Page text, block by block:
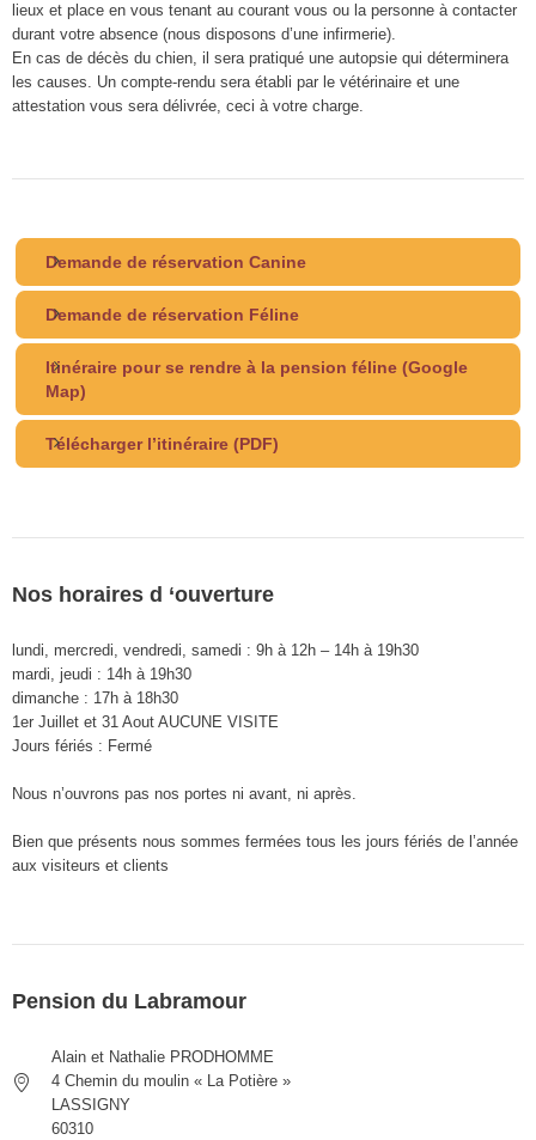
lieux et place en vous tenant au courant vous ou la personne à contacter
durant votre absence (nous disposons d’une infirmerie).
En cas de décès du chien, il sera pratiqué une autopsie qui déterminera
les causes. Un compte-rendu sera établi par le vétérinaire et une
attestation vous sera délivrée, ceci à votre charge.
Demande de réservation Canine
Demande de réservation Féline
Itinéraire pour se rendre à la pension féline (Google
Map)
Télécharger l’itinéraire (PDF)
Nos horaires d ‘ouverture
lundi, mercredi, vendredi, samedi : 9h à 12h – 14h à 19h30
mardi, jeudi : 14h à 19h30
dimanche : 17h à 18h30
1er Juillet et 31 Aout AUCUNE VISITE
Jours fériés : Fermé
Nous n’ouvrons pas nos portes ni avant, ni après.
Bien que présents nous sommes fermées tous les jours fériés de l’année
aux visiteurs et clients
Pension du Labramour
Alain et Nathalie PRODHOMME
4 Chemin du moulin « La Potière »
LASSIGNY
60310